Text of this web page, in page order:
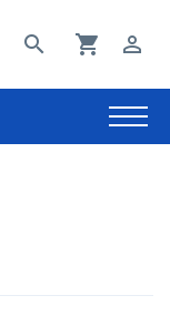
search shopping_cart perm_identity